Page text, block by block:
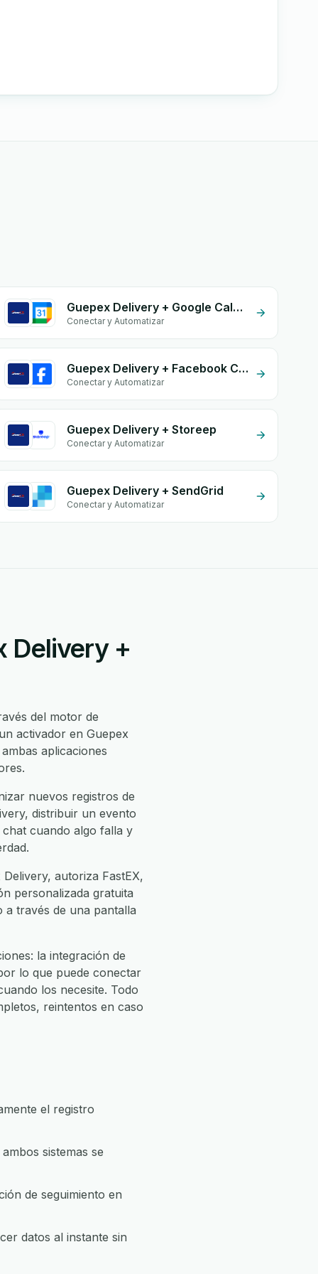
Guepex Delivery + Google Calendar
Conectar y Automatizar
Guepex Delivery + Facebook Comments
Conectar y Automatizar
Guepex Delivery + Storeep
Conectar y Automatizar
Guepex Delivery + SendGrid
Conectar y Automatizar
Delivery +
del motor de
activador en Guepex
aplicaciones
nuevos registros de
distribuir un evento
cuando algo falla y
autoriza FastEX,
personalizada gratuita
través de una pantalla
la integración de
lo que puede conectar
los necesite. Todo
reintentos en caso
el registro
sistemas se
de seguimiento en
datos al instante sin